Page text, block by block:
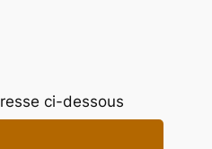
ci-dessous